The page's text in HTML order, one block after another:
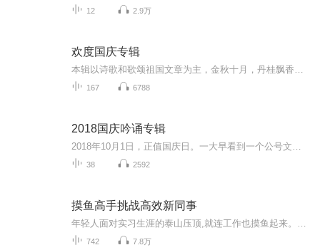
12 2.9万
欢度国庆专辑
167 6788
2018国庆吟诵专辑
38 2592
摸鱼高手挑战高效新同事
742 7.8万